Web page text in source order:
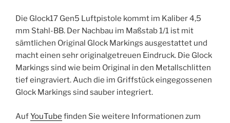
Die Glock17 Gen5 Luftpistole kommt im Kaliber 4,5
mm Stahl-BB. Der Nachbau im Maßstab 1/1 ist mit
sämtlichen Original Glock Markings ausgestattet und
macht einen sehr originalgetreuen Eindruck. Die Glock
Markings sind wie beim Original in den Metallschlitten
tief eingraviert. Auch die im Griffstück eingegossenen
Glock Markings sind sauber integriert.
AufYouTube finden Sie weitere Informationen zum